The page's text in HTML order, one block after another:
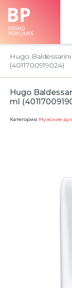
Hugo
(4011700919024)
Hugo
ml
Категория: Мужские